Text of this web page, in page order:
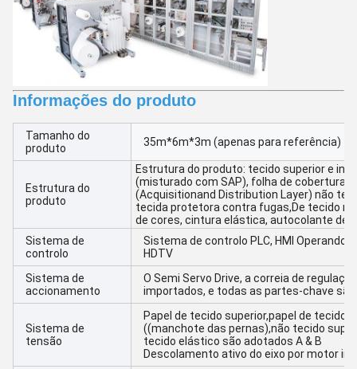
Informações do produto
Tamanho do
produto
35m*6m*3m (apenas para referência)
Estrutura do
produto
Estrutura do produto: tecido superior e
(misturado com SAP), folha de cobertura
(Acquisitionand Distribution Layer) não
tecida protetora contra fugas,De tecido
de cores, cintura elástica, autocolante
Sistema de
controlo
Sistema de controlo PLC, HMI Operando
HDTV
Sistema de
accionamento
O Semi Servo Drive, a correia de
importados, e todas as partes-chave
Sistema de
tensão
Papel de tecido superior,papel de tecido
((manchote das pernas),não tecido
tecido elástico são adotados A & B
Descolamento ativo do eixo por motor